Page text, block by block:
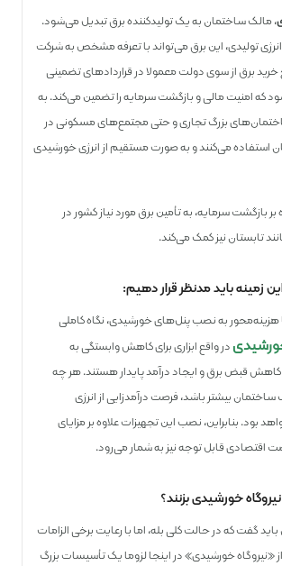
، مالک ساختمان به یک تولیدکننده برق تبدیل می‌شود.
تولیدی، این برق می‌تواند با تعرفه مشخص به شرکت
برق از سوی دولت معمولا در قراردادهای تضمینی
که امنیت مالی و بازگشت سرمایه را تضمین می‌کند. به
بزرگ تجاری و حتی مجتمع‌های مسکونی در
استفاده می‌کنند و به صورت مستقیم از انرژی خورشیدی
بازگشت سرمایه، به تأمین برق مورد نیاز کشور در
تابستان نیز کمک می‌کند.
زمینه باید مدنظر قرار دهیم:
هزینه‌محور به نصب پنل‌های خورشیدی، نگاه کاملی
در واقع ابزاری برای کاهش وابستگی به
قبض برق و ایجاد درآمد پایدار هستند. هر چه
بیشتر باشد، فرصت درآمدزایی از انرژی
بود. بنابراین، نصب این تجهیزات علاوه بر مزایای
اقتصادی قابل توجه نیز به شمار می‌رود.
خورشیدی بزنند؟
گفت که در حالت کلی بله، اما با رعایت برخی الزامات
«نیروگاه خورشیدی» در اینجا لزوما یک تأسیسات بزرگ